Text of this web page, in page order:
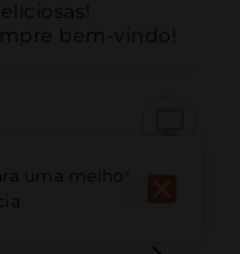
bem-vindo!
uma melhor